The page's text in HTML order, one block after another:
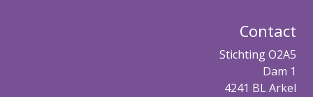
Contact
Stichting O2A5
Dam 1
4241 BL Arkel